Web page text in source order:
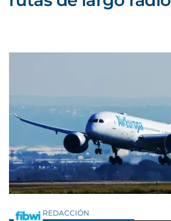
REDACCIÓN